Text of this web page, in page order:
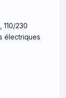
230
électriques